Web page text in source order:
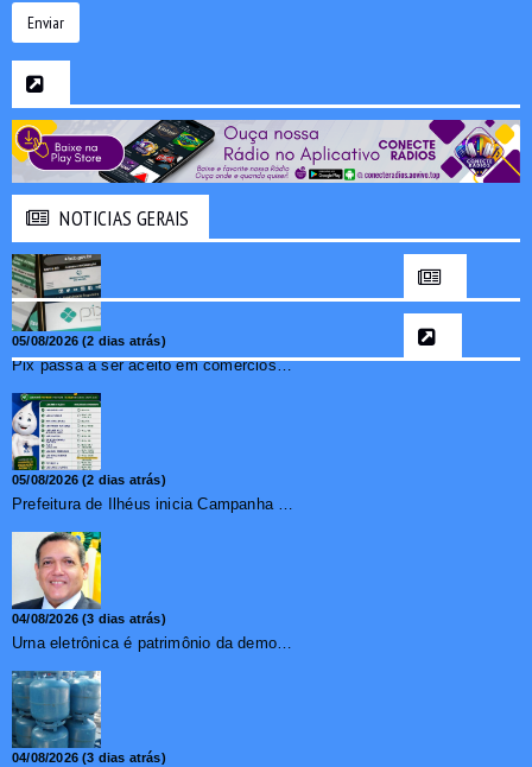
Enviar
NOTICIAS GERAIS
05/08/2026 (2 dias atrás)
Pix passa a ser aceito em comércios de oito países e amplia opções de pagamento para brasileiros no exterior
05/08/2026 (2 dias atrás)
Prefeitura de Ilhéus inicia Campanha de Multivacinação 2026
04/08/2026 (3 dias atrás)
Urna eletrônica é patrimônio da democracia, diz presidente do TSE
04/08/2026 (3 dias atrás)